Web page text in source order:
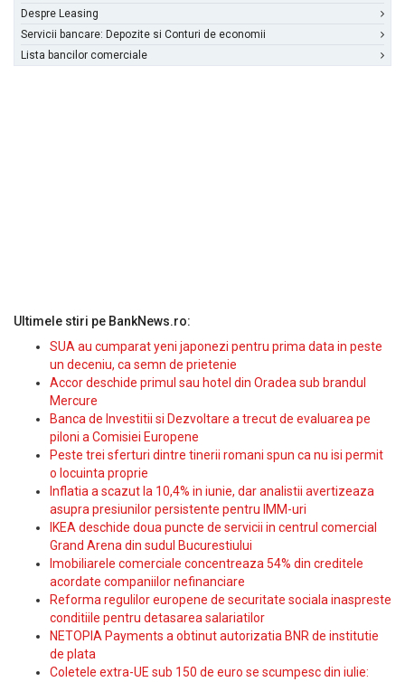
Despre Leasing
Servicii bancare: Depozite si Conturi de economii
Lista bancilor comerciale
Ultimele stiri pe BankNews.ro:
SUA au cumparat yeni japonezi pentru prima data in peste
un deceniu, ca semn de prietenie
Accor deschide primul sau hotel din Oradea sub brandul
Mercure
Banca de Investitii si Dezvoltare a trecut de evaluarea pe
piloni a Comisiei Europene
Peste trei sferturi dintre tinerii romani spun ca nu isi permit
o locuinta proprie
Inflatia a scazut la 10,4% in iunie, dar analistii avertizeaza
asupra presiunilor persistente pentru IMM-uri
IKEA deschide doua puncte de servicii in centrul comercial
Grand Arena din sudul Bucurestiului
Imobiliarele comerciale concentreaza 54% din creditele
acordate companiilor nefinanciare
Reforma regulilor europene de securitate sociala inaspreste
conditiile pentru detasarea salariatilor
NETOPIA Payments a obtinut autorizatia BNR de institutie
de plata
Coletele extra-UE sub 150 de euro se scumpesc din iulie: